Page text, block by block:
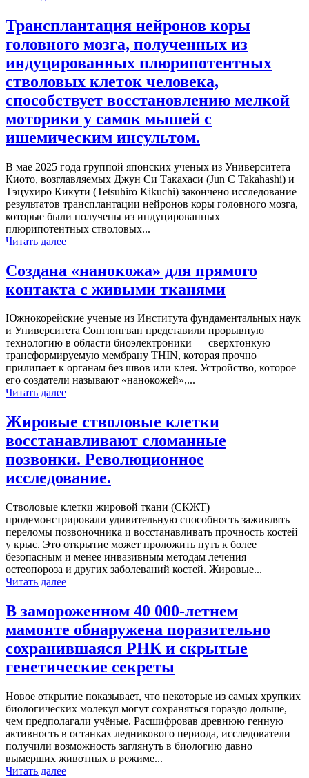
Трансплантация нейронов коры
головного мозга, полученных из
индуцированных плюрипотентных
стволовых клеток человека,
способствует восстановлению мелкой
моторики у самок мышей с
ишемическим инсультом.
В мае 2025 года группой японских ученых из Университета
Киото, возглавляемых Джун Си Такахаси (Jun C Takahashi) и
Тэцухиро Кикути (Tetsuhiro Kikuchi) закончено исследование
результатов трансплантации нейронов коры головного мозга,
которые были получены из индуцированных
плюрипотентных стволовых...
Читать далее
Создана «нанокожа» для прямого
контакта с живыми тканями
Южнокорейские ученые из Института фундаментальных наук
и Университета Сонгюнгван представили прорывную
технологию в области биоэлектроники — сверхтонкую
трансформируемую мембрану THIN, которая прочно
прилипает к органам без швов или клея. Устройство, которое
его создатели называют «нанокожей»,...
Читать далее
Жировые стволовые клетки
восстанавливают сломанные
позвонки. Революционное
исследование.
Стволовые клетки жировой ткани (СКЖТ)
продемонстрировали удивительную способность заживлять
переломы позвоночника и восстанавливать прочность костей
у крыс. Это открытие может проложить путь к более
безопасным и менее инвазивным методам лечения
остеопороза и других заболеваний костей. Жировые...
Читать далее
В замороженном 40 000-летнем
мамонте обнаружена поразительно
сохранившаяся РНК и скрытые
генетические секреты
Новое открытие показывает, что некоторые из самых хрупких
биологических молекул могут сохраняться гораздо дольше,
чем предполагали учёные. Расшифровав древнюю генную
активность в останках ледникового периода, исследователи
получили возможность заглянуть в биологию давно
вымерших животных в режиме...
Читать далее